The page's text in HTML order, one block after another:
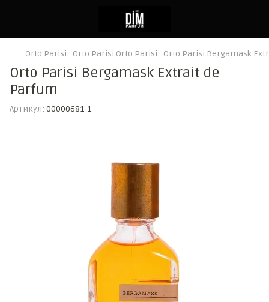
Orto Parisi Orto Parisi Orto Parisi Orto Parisi Bergamask
Orto Parisi Bergamask Extrait de
Parfum
Артикул: 00000681-1